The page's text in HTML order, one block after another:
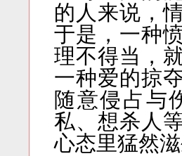
的人来说，
于是，一种
理不得当，
一种爱的掠
随意侵占与
私、想杀人
心态里猛然